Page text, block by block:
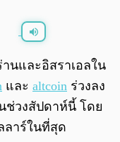
0:00
นและอิสราเอลใน
และ altcoin ร่วงลง
ช่วงสัปดาห์นี้ โดย
ลาร์ในที่สุด